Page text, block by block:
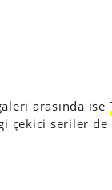
arasında ise
çekici seriler de